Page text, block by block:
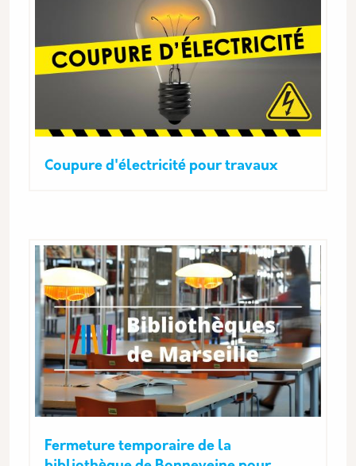
Coupure d'électricité pour travaux
Fermeture temporaire de la